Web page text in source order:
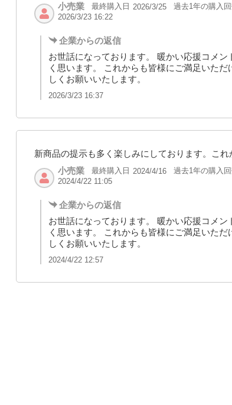
小売業
最終購入日 2026/3/25 過去1年の購入
2026/3/23 16:22
企業からの返信
お世話になっております。 暖かい応援コメ
く思います。 これからも皆様にご満足いた
しくお願いいたします。
2026/3/23 16:37
新商品の提示も多く楽しみにしております。これ
小売業
最終購入日 2024/4/16 過去1年の購入
2024/4/22 11:05
企業からの返信
お世話になっております。 暖かい応援コメ
く思います。 これからも皆様にご満足いた
しくお願いいたします。
2024/4/22 12:57